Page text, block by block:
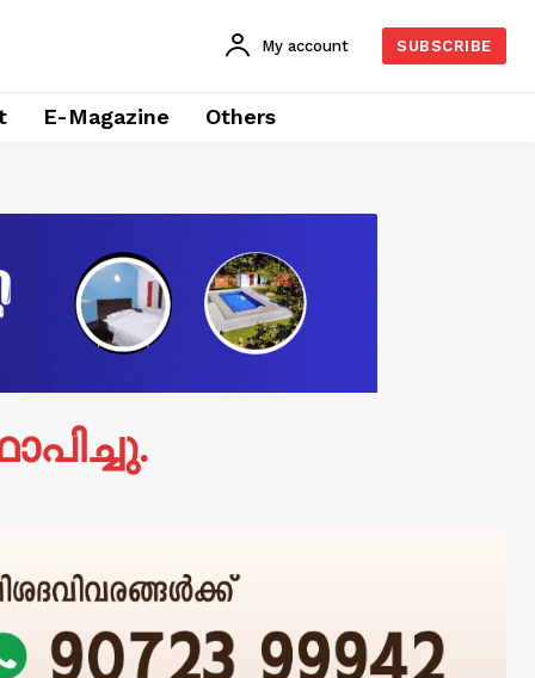
My account SUBSCRIBE
E-Magazine Others